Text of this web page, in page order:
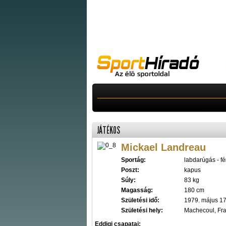
JÁTÉKOS
Mickael Landreau
Sportág:
labdarúgás -
Poszt:
kapus
Súly:
83 kg
Magasság:
180 cm
Születési idő:
1979. május
Születési hely:
Machecoul,
Eddigi csapatai: